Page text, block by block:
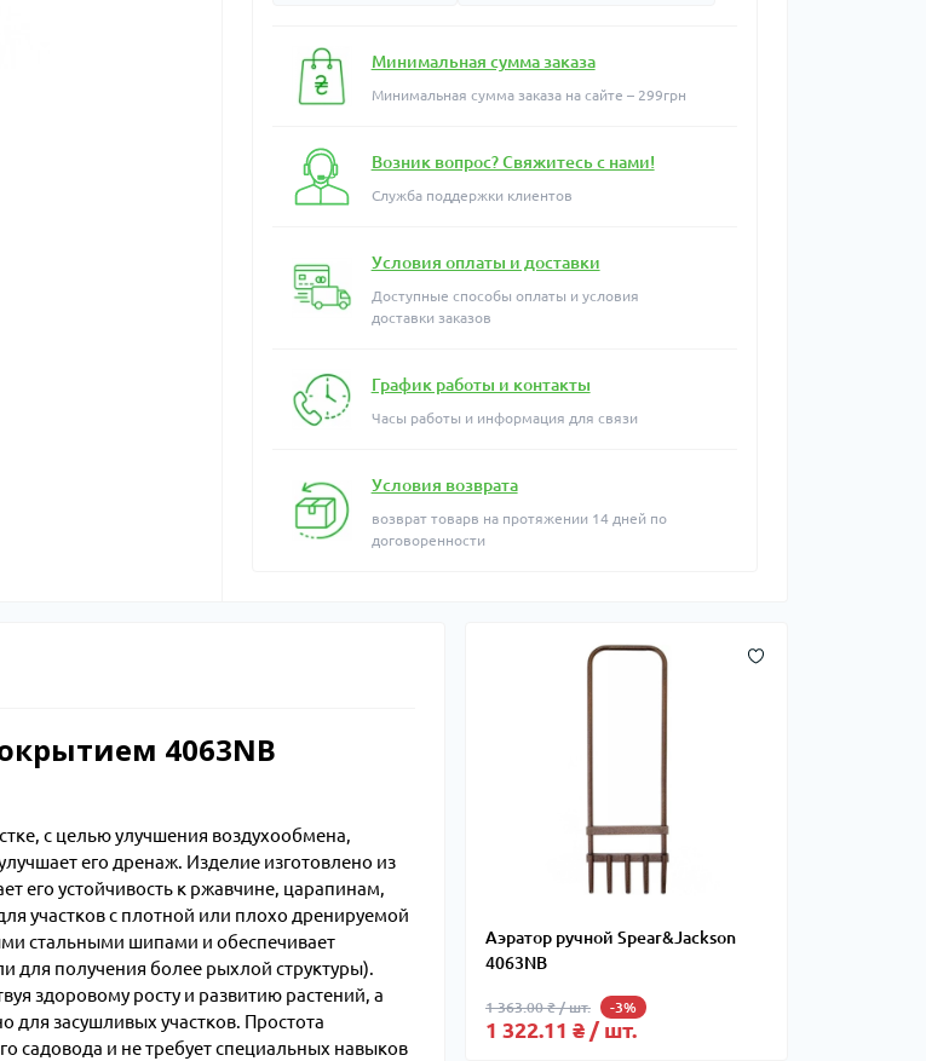
Минимальная сумма заказа
Минимальная сумма заказа на сайте – 299грн
Возник вопрос? Свяжитесь с нами!
Служба поддержки клиентов
Условия оплаты и доставки
Доступные способы оплаты и условия
доставки заказов
График работы и контакты
Часы работы и информация для связи
Условия возврата
возврат товарв на протяжении 14 дней по
договоренности
Аэратор ручной Spear&Jackson
4063NB
1 363.00 ₴ / шт. -3%
1 322.11 ₴ / шт.
4063NB
с целью улучшения воздухообмена,
его дренаж. Изделие изготовлено из
его устойчивость к ржавчине, царапинам,
участков с плотной или плохо дренируемой
стальными шипами и обеспечивает
для получения более рыхлой структуры).
здоровому росту и развитию растений, а
для засушливых участков. Простота
садовода и не требует специальных навыков